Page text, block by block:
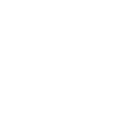
em